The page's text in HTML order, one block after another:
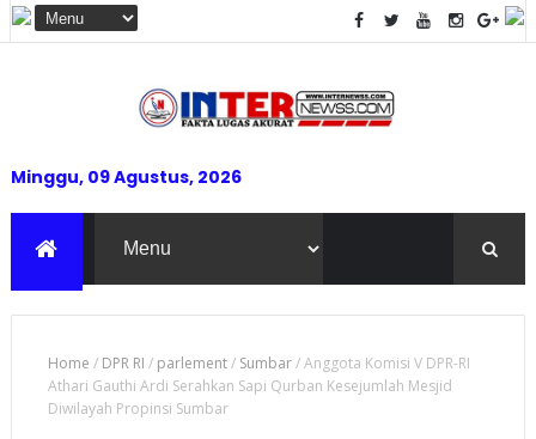
Minggu, 09 Agustus, 2026
Home / DPR RI / parlement/ Sumbar/Anggota Komisi V DPR-RI
Athari Gauthi Ardi Serahkan Sapi Qurban Kesejumlah Mesjid
Diwilayah Propinsi Sumbar